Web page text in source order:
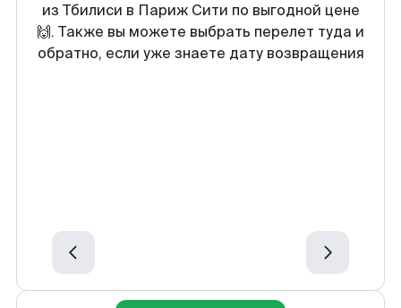
из Тбилиси в Париж Сити по выгодной цене
🙌. Также вы можете выбрать перелет туда и
обратно, если уже знаете дату возвращения